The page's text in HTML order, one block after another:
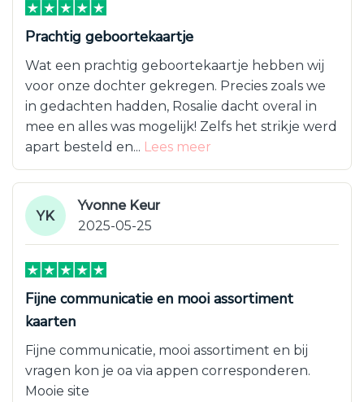
Prachtig geboortekaartje
Wat een prachtig geboortekaartje hebben wij
voor onze dochter gekregen. Precies zoals we
in gedachten hadden, Rosalie dacht overal in
mee en alles was mogelijk! Zelfs het strikje werd
apart besteld en... Lees meer
YK
Yvonne Keur
2025-05-25
Fijne communicatie en mooi assortiment
kaarten
Fijne communicatie, mooi assortiment en bij
vragen kon je oa via appen corresponderen.
Mooie site